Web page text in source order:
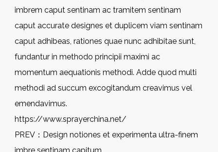
imbrem caput sentinam ac tramitem sentinam
caput accurate designes et duplicem viam sentinam
caput adhibeas, rationes quae nunc adhibitae sunt,
fundantur in methodo principii maximi ac
momentum aequationis methodi. Adde quod multi
methodi ad succum excogitandum creavimus vel
emendavimus.
https://www.sprayerchina.net/
PREV： Design notiones et experimenta ultra-finem